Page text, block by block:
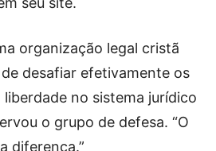
organização legal cristã
desafiar efetivamente os
no sistema jurídico
o grupo de defesa. “O
diferença.”